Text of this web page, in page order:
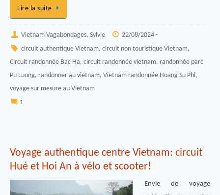
Lire la suite
Vietnam Vagabondages, Sylvie 22/08/2024 -
circuit authentique Vietnam, circuit non touristique Vietnam,
Circuit randonnée Bac Ha, circuit randonnée vietnam, randonnée parc
Pu Luong, randonner au vietnam, Vietnam randonnée Hoang Su Phi,
voyage sur mesure au Vietnam
1
Voyage authentique centre Vietnam: circuit
Hué et Hoi An à vélo et scooter!
Envie de voyage